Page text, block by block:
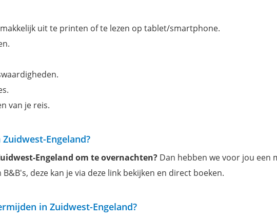
uit te printen of te lezen op tablet/smartphone.
van je reis.
Engeland?
Engeland om te overnachten? Dan hebben we voor jou een
deze kan je via deze link bekijken en direct boeken.
in Zuidwest-Engeland?